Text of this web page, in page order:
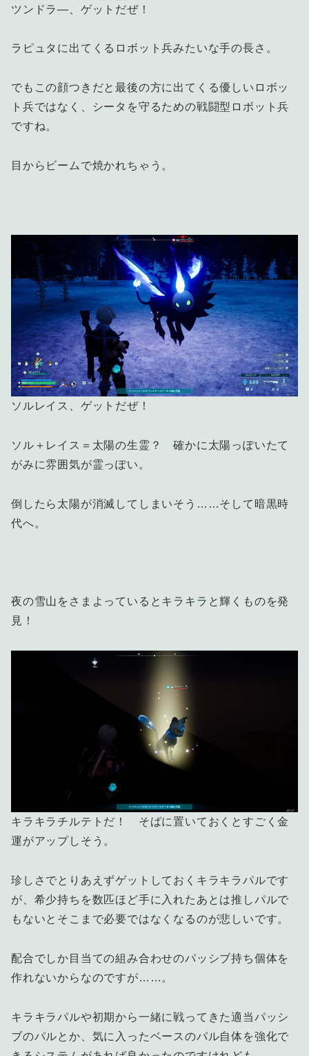
ツンドラ―、ゲットだぜ！
ラピュタに出てくるロボット兵みたいな手の長さ。
でもこの顔つきだと最後の方に出てくる優しいロボッ
ト兵ではなく、シータを守るための戦闘型ロボット兵
ですね。
目からビームで焼かれちゃう。
ソルレイス、ゲットだぜ！
ソル＋レイス＝太陽の生霊？ 確かに太陽っぽいたて
がみに雰囲気が霊っぽい。
倒したら太陽が消滅してしまいそう……そして暗黒時
代へ。
夜の雪山をさまよっているとキラキラと輝くものを発
見！
キラキラチルテトだ！ そばに置いておくとすごく金
運がアップしそう。
珍しさでとりあえずゲットしておくキラキラパルです
が、希少持ちを数匹ほど手に入れたあとは推しパルで
もないとそこまで必要ではなくなるのが悲しいです。
配合でしか目当ての組み合わせのパッシブ持ち個体を
作れないからなのですが……。
キラキラパルや初期から一緒に戦ってきた適当パッシ
ブのパルとか、気に入ったベースのパル自体を強化で